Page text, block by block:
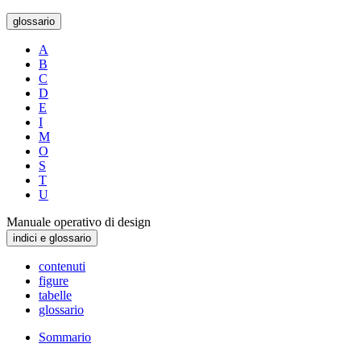
glossario
A
B
C
D
E
I
M
O
S
T
U
Manuale operativo di design
indici e glossario
contenuti
figure
tabelle
glossario
Sommario